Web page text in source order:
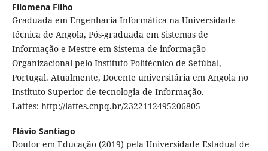
Filomena Filho
Graduada em Engenharia Informática na Universidade
técnica de Angola, Pós-graduada em Sistemas de
Informação e Mestre em Sistema de informação
Organizacional pelo Instituto Politécnico de Setúbal,
Portugal. Atualmente, Docente universitária em Angola no
Instituto Superior de tecnologia de Informação.
Lattes: http://lattes.cnpq.br/2322112495206805
Flávio Santiago
Doutor em Educação (2019) pela Universidade Estadual de